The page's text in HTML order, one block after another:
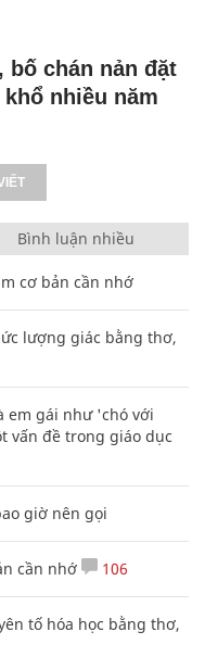
chán nản đặt
nhiều năm
Bình luận nhiều
cơ bản cần nhớ
lượng giác bằng thơ,
em gái như 'chó với
vấn đề trong giáo dục
giờ nên gọi
cần nhớ 106
tố hóa học bằng thơ,